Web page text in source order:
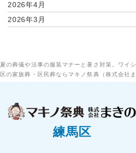
夏の葬儀や法事の服装マナーと暑さ対策。ワイ
区の家族葬・区民葬ならマキノ祭典（株式会社ま
2026年4月
2026年3月
2025年12月
2025年11月
2025年9月
練馬区